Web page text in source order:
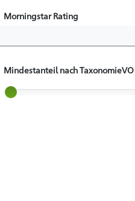
Morningstar Rating
Mindestanteil nach TaxonomieVO
Slider label